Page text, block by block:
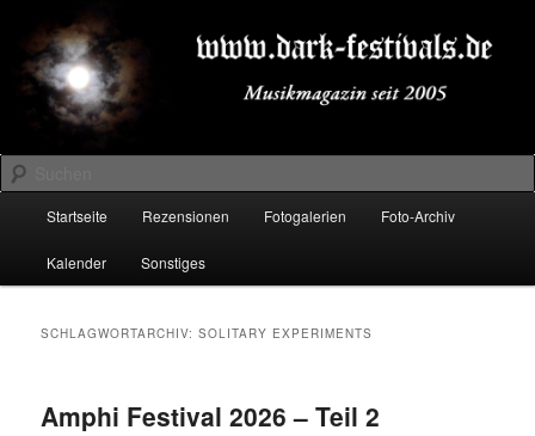
primären
Inhalt
springen
sekundären
Inhalt
springenDARK-FESTIVALS.DE
Suchen
Startseite Rezensionen Fotogalerien Foto-Archiv
Kalender Sonstiges
SCHLAGWORTARCHIV:SOLITARY EXPERIMENTS
Amphi Festival 2026 – Teil 2